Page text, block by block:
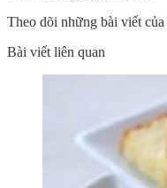
Theo dõi những bài viết
Bài viết liên quan